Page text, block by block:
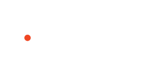
experience on our website. By continuing
you can disable cookies, you can access